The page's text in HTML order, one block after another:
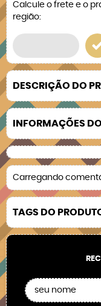
Calcule o frete e o
região:
DESCRIÇÃO DO
INFORMAÇÕES
Carregando
TAGS DO